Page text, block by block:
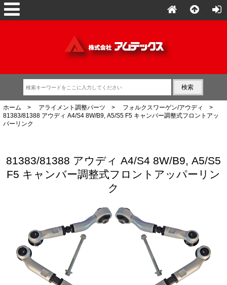
ホーム > アライメント調整パーツ > フォルクスワーゲン/アウディ
>
81383/81388 アウディ A4/S4 8W/B9, A5/S5 F5 キャンバー調整式フロントアッ
パーリンク
81383/81388 アウディ A4/S4 8W/B9, A5/S5
F5 キャンバー調整式フロントアッパーリン
ク